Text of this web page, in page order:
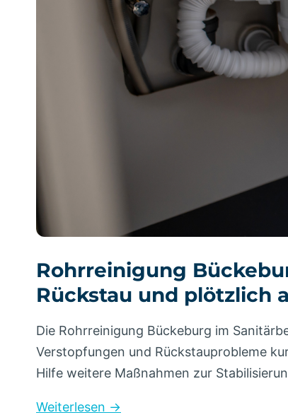
Rohrreinigung
Rückstau und plötzlich
Die Rohrreinigung Bückeburg im
Verstopfungen und Rückstauprobleme
Hilfe weitere Maßnahmen zur
Weiterlesen →